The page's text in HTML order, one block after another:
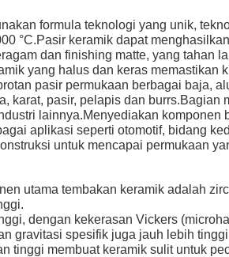
formula teknologi yang unik,
°C.Pasir keramik dapat
dan finishing matte, yang tahan
yang halus dan keras memastikan
pasir permukaan berbagai baja,
karat, pasir, pelapis dan burrs.Bagian
lainnya.Menyediakan komponen
aplikasi seperti otomotif, bidang
untuk mencapai permukaan
utama tembakan keramik adalah
dengan kekerasan Vickers
gravitasi spesifik juga jauh lebih
tinggi membuat keramik sulit untuk